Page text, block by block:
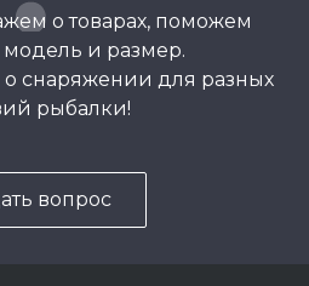
о товарах, поможем
модель и размер.
о снаряжении для разных
рыбалки!
вопрос